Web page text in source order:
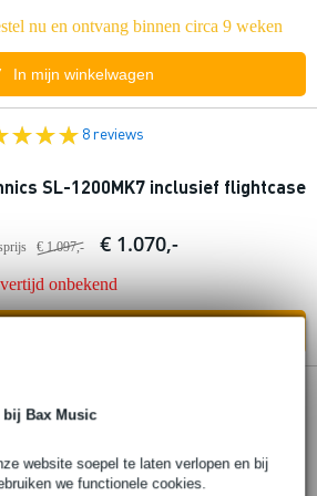
Bax Music
website soepel te laten verlopen en bij
we functionele cookies.
nu en ontvang binnen circa 9 weken
In mijn winkelwagen
8 reviews
SL-1200MK7 inclusief flightcase
€ 1.097,- € 1.070,-
onbekend